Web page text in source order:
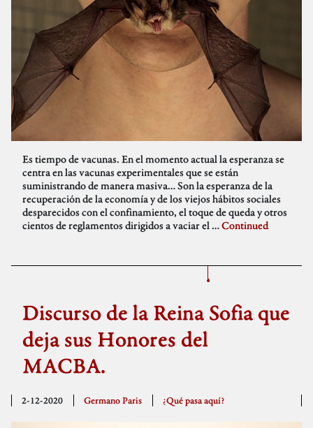
Es tiempo de vacunas. En el momento actual la esperanza se
centra en las vacunas experimentales que se están
suministrando de manera masiva… Son la esperanza de la
recuperación de la economía y de los viejos hábitos sociales
desparecidos con el confinamiento, el toque de queda y otros
cientos de reglamentos dirigidos a vaciar el …Continued
Discurso de la Reina Sofia que
deja sus Honores del
MACBA.
2-12-2020 Germano Paris ¿Qué pasa aquí?